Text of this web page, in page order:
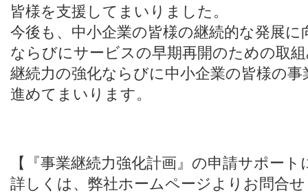
皆様を支援してまいりました。
今後も、中小企業の皆様の継続的な発展
ならびにサービスの早期再開のための取
継続力の強化ならびに中小企業の皆様の
進めてまいります。
【『事業継続力強化計画』の申請サポー
詳しくは、弊社ホームページよりお問合